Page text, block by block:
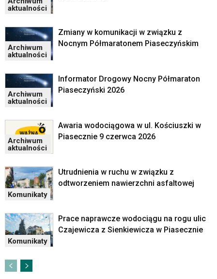
aktualności
Archiwum
aktualności
Zmiany w komunikacji w związku z
Nocnym Półmaratonem Piaseczyńskim
Archiwum
aktualności
Informator Drogowy Nocny Półmaraton
Piaseczyński 2026
Archiwum
aktualności
Awaria wodociągowa w ul. Kościuszki w
Piasecznie 9 czerwca 2026
Komunikaty
Utrudnienia w ruchu w związku z
odtworzeniem nawierzchni asfaltowej
Komunikaty
Prace naprawcze wodociągu na rogu ulic
Czajewicza z Sienkiewicza w Piasecznie